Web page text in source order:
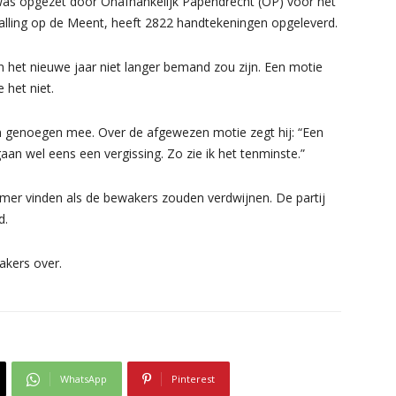
op de Meent, heeft 2822 handtekeningen opgeleverd.
nieuwe jaar niet langer bemand zou zijn. Een motie
het niet.
mee. Over de afgewezen motie zegt hij: “Een
wel eens een vergissing. Zo zie ik het tenminste.”
vinden als de bewakers zouden verdwijnen. De partij
over.
WhatsApp Pinterest